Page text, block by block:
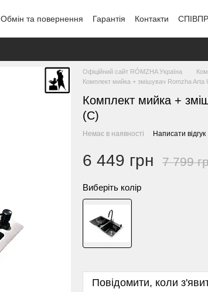
Обмін та повернення Гарантія Контакти
Офіційний сайт RÓMZHA Україна
Комплект мийка + змішувач Romzha Arta
Комплект мийка +
(C)
Немає в наявності Написати відгук
6 449 грн 7 799
Виберіть колір
Повідомити, коли